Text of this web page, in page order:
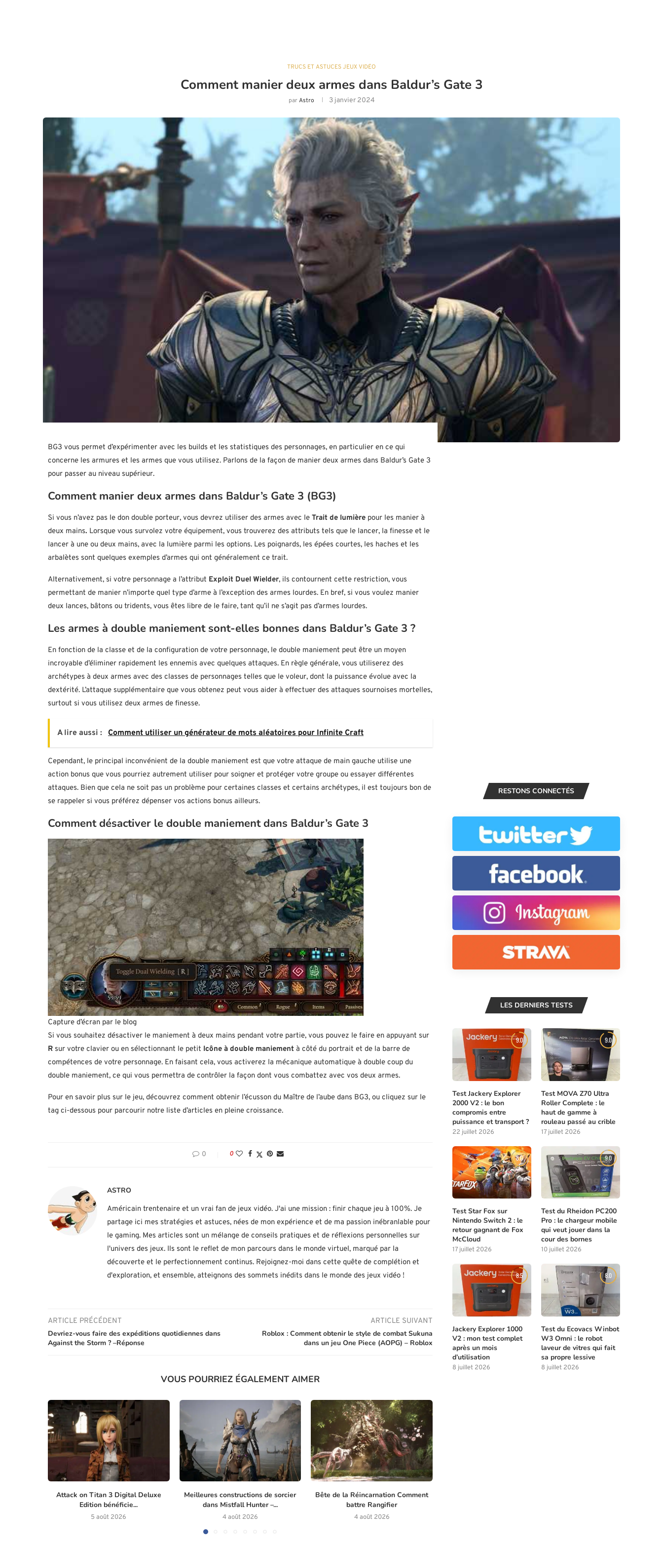
TRUCS ET ASTUCES JEUX VIDÉO
Comment manier deux armes dans Baldur’s Gate 3
parAstro 3 janvier 2024
BG3 vous permet d’expérimenter avec les builds et les statistiques des personnages, en particulier en ce qui
concerne les armures et les armes que vous utilisez. Parlons de la façon de manier deux armes dans Baldur’s Gate 3
pour passer au niveau supérieur.
Comment manier deux armes dans Baldur’s Gate 3 (BG3)
Si vous n’avez pas le don double porteur, vous devrez utiliser des armes avec le Trait de lumière pour les manier à
deux mains. Lorsque vous survolez votre équipement, vous trouverez des attributs tels que le lancer, la finesse et le
lancer à une ou deux mains, avec la lumière parmi les options. Les poignards, les épées courtes, les haches et les
arbalètes sont quelques exemples d’armes qui ont généralement ce trait.
Alternativement, si votre personnage a l’attribut Exploit Duel Wielder, ils contournent cette restriction, vous
permettant de manier n’importe quel type d’arme à l’exception des armes lourdes. En bref, si vous voulez manier
deux lances, bâtons ou tridents, vous êtes libre de le faire, tant qu’il ne s’agit pas d’armes lourdes.
Les armes à double maniement sont-elles bonnes dans Baldur’s Gate 3 ?
En fonction de la classe et de la configuration de votre personnage, le double maniement peut être un moyen
incroyable d’éliminer rapidement les ennemis avec quelques attaques. En règle générale, vous utiliserez des
archétypes à deux armes avec des classes de personnages telles que le voleur, dont la puissance évolue avec la
dextérité. L’attaque supplémentaire que vous obtenez peut vous aider à effectuer des attaques sournoises mortelles,
surtout si vous utilisez deux armes de finesse.
A lire aussi : Comment utiliser un générateur de mots aléatoires pour Infinite Craft
Cependant, le principal inconvénient de la double maniement est que votre attaque de main gauche utilise une
action bonus que vous pourriez autrement utiliser pour soigner et protéger votre groupe ou essayer différentes
attaques. Bien que cela ne soit pas un problème pour certaines classes et certains archétypes, il est toujours bon de
se rappeler si vous préférez dépenser vos actions bonus ailleurs.
Comment désactiver le double maniement dans Baldur’s Gate 3
Capture d’écran par le blog
Si vous souhaitez désactiver le maniement à deux mains pendant votre partie, vous pouvez le faire en appuyant sur
R sur votre clavier ou en sélectionnant le petit Icône à double maniement à côté du portrait et de la barre de
compétences de votre personnage. En faisant cela, vous activerez la mécanique automatique à double coup du
double maniement, ce qui vous permettra de contrôler la façon dont vous combattez avec vos deux armes.
Pour en savoir plus sur le jeu, découvrez comment obtenir l’écusson du Maître de l’aube dans BG3, ou cliquez sur le
tag ci-dessous pour parcourir notre liste d’articles en pleine croissance.
0 0
ASTRO
Américain trentenaire et un vrai fan de jeux vidéo. J'ai une mission : finir chaque jeu à 100%. Je
partage ici mes stratégies et astuces, nées de mon expérience et de ma passion inébranlable pour
le gaming. Mes articles sont un mélange de conseils pratiques et de réflexions personnelles sur
l'univers des jeux. Ils sont le reflet de mon parcours dans le monde virtuel, marqué par la
découverte et le perfectionnement continus. Rejoignez-moi dans cette quête de complétion et
d'exploration, et ensemble, atteignons des sommets inédits dans le monde des jeux vidéo !
ARTICLE PRÉCÉDENT
Devriez-vous faire des expéditions quotidiennes dans
Against the Storm ? –Réponse
ARTICLE SUIVANT
Roblox : Comment obtenir le style de combat Sukuna
dans un jeu One Piece (AOPG) – Roblox
VOUS POURRIEZ ÉGALEMENT AIMER
Attack on Titan 3 Digital Deluxe
Edition bénéficie...
5 août 2026
Meilleures constructions de sorcier
dans Mistfall Hunter –...
4 août 2026
Bête de la Réincarnation Comment
battre Rangifier
4 août 2026
RESTONS CONNECTÉS
LES DERNIERS TESTS
9.0
Test Jackery Explorer
2000 V2 : le bon
compromis entre
puissance et transport ?
22 juillet 2026
9.0
Test MOVA Z70 Ultra
Roller Complete : le
haut de gamme à
rouleau passé au crible
17 juillet 2026
8.0
Test Star Fox sur
Nintendo Switch 2 : le
retour gagnant de Fox
McCloud
17 juillet 2026
9.0
Test du Rheidon PC200
Pro : le chargeur mobile
qui veut jouer dans la
cour des bornes
10 juillet 2026
8.5
Jackery Explorer 1000
V2 : mon test complet
après un mois
d’utilisation
8 juillet 2026
8.0
Test du Ecovacs Winbot
W3 Omni : le robot
laveur de vitres qui fait
sa propre lessive
8 juillet 2026